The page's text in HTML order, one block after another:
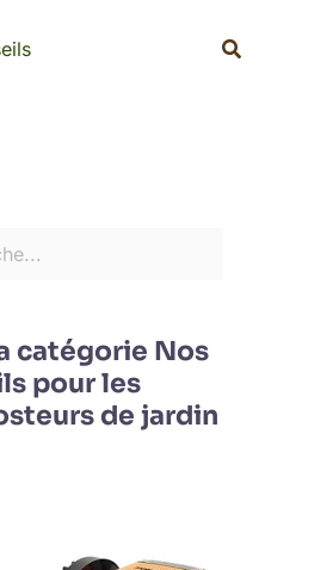
catégorie Nos
pour les
de jardin